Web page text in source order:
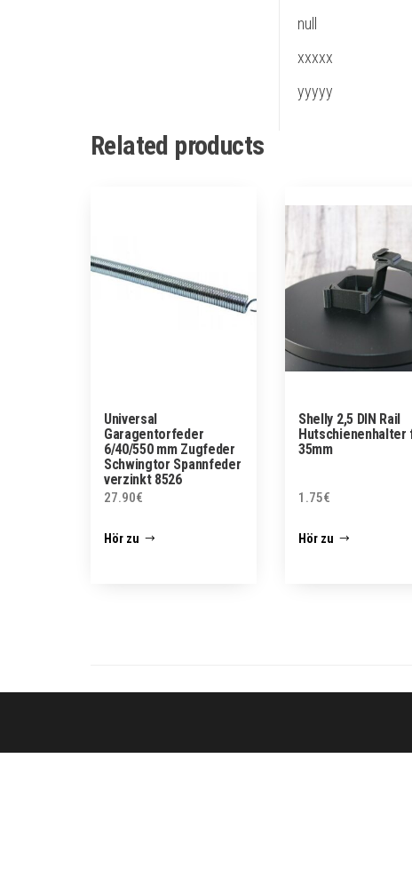
null
xxxxx
yyyyy
Related products
Universal
Garagentorfeder
6/40/550 mm Zugfeder
Schwingtor Spannfeder
verzinkt 8526
27.90€
Hör zu
Shelly 2,5 DIN Rail
Hutschienenhalter
35mm
1.75€
Hör zu